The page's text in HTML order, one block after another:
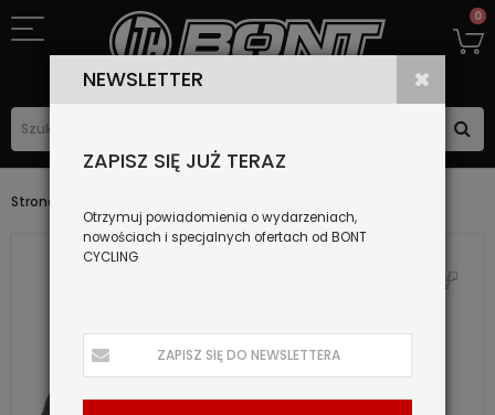
0
Strona główna
NEWSLETTER
ZAPISZ SIĘ JUŻ TERAZ
Otrzymuj powiadomienia o wydarzeniach,
nowościach i specjalnych ofertach od BONT
CYCLING